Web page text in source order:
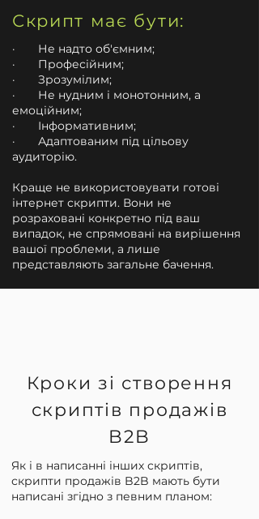
​​​Скрипт має бути:
· Не надто об'ємним;
· Професійним;
· Зрозумілим;
· Не нудним і монотонним, а
емоційним;
· Інформативним;
· Адаптованим під цільову
аудиторію.
Краще не використовувати готові
інтернет скрипти. Вони не
розраховані конкретно під ваш
випадок, не спрямовані на вирішення
вашої проблеми, а лише
представляють загальне бачення.
Кроки зі створення
скриптів продажів
B2B
Як і в написанні інших скриптів,
скрипти продажів B2B мають бути
написані згідно з певним планом: